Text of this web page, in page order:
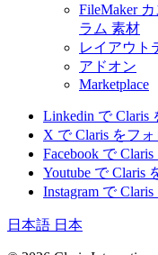
FileMaker
ラム 素材
レイアウト
アドオン
Marketplace
Linkedin で Claris
X で Claris をフ
Facebook で
Youtube で Claris
Instagram で
日本語 日本